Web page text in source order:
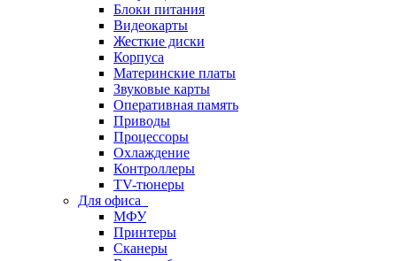
Блоки питания
Видеокарты
Жесткие диски
Корпуса
Материнские платы
Звуковые карты
Оперативная память
Приводы
Процессоры
Охлаждение
Контроллеры
TV-тюнеры
Для офиса
МФУ
Принтеры
Сканеры